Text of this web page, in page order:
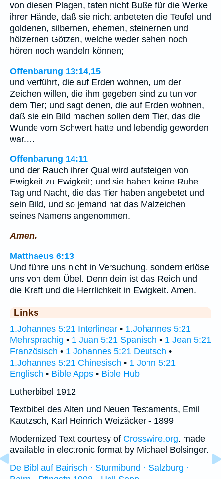
von diesen Plagen, taten nicht Buße für die Werke
ihrer Hände, daß sie nicht anbeteten die Teufel und
goldenen, silbernen, ehernen, steinernen und
hölzernen Götzen, welche weder sehen noch
hören noch wandeln können;
Offenbarung 13:14,15
und verführt, die auf Erden wohnen, um der
Zeichen willen, die ihm gegeben sind zu tun vor
dem Tier; und sagt denen, die auf Erden wohnen,
daß sie ein Bild machen sollen dem Tier, das die
Wunde vom Schwert hatte und lebendig geworden
war.…
Offenbarung 14:11
und der Rauch ihrer Qual wird aufsteigen von
Ewigkeit zu Ewigkeit; und sie haben keine Ruhe
Tag und Nacht, die das Tier haben angebetet und
sein Bild, und so jemand hat das Malzeichen
seines Namens angenommen.
Amen.
Matthaeus 6:13
Und führe uns nicht in Versuchung, sondern erlöse
uns von dem Übel. Denn dein ist das Reich und
die Kraft und die Herrlichkeit in Ewigkeit. Amen.
Links
1.Johannes 5:21 Interlinear • 1.Johannes 5:21
Mehrsprachig • 1 Juan 5:21 Spanisch • 1 Jean 5:21
Französisch • 1 Johannes 5:21 Deutsch •
1.Johannes 5:21 Chinesisch • 1 John 5:21
Englisch • Bible Apps • Bible Hub
Lutherbibel 1912
Textbibel des Alten und Neuen Testaments, Emil
Kautzsch, Karl Heinrich Weizäcker - 1899
Modernized Text courtesy of Crosswire.org, made
available in electronic format by Michael Bolsinger.
De Bibl auf Bairisch · Sturmibund · Salzburg ·